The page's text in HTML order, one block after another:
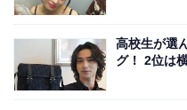
高校生が選
グ！ 2位は